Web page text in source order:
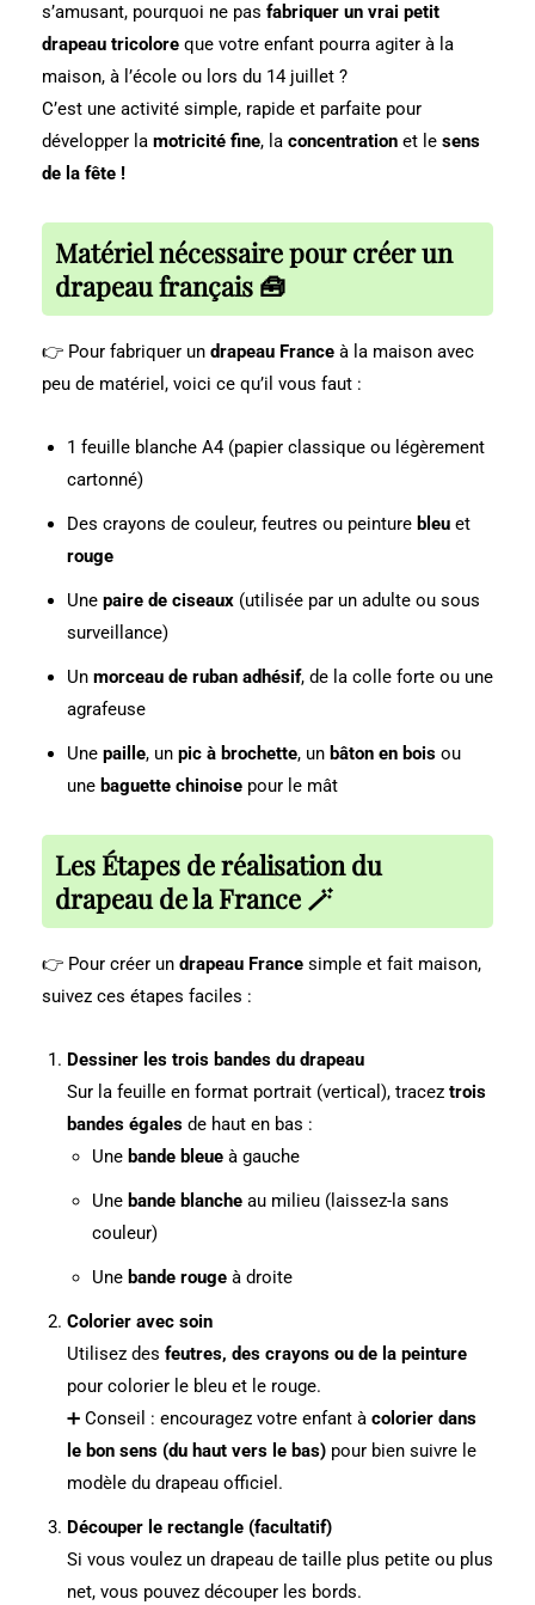
s’amusant, pourquoi ne pas fabriquer un vrai petit
drapeau tricolore que votre enfant pourra agiter à la
maison, à l’école ou lors du 14 juillet ?
C’est une activité simple, rapide et parfaite pour
développer la motricité fine, la concentration et le sens
de la fête !
Matériel nécessaire pour créer un
drapeau français 🧰
👉 Pour fabriquer un drapeau France à la maison avec
peu de matériel, voici ce qu’il vous faut :
1 feuille blanche A4 (papier classique ou légèrement
cartonné)
Des crayons de couleur, feutres ou peinture bleu et
rouge
Une paire de ciseaux (utilisée par un adulte ou sous
surveillance)
Un morceau de ruban adhésif, de la colle forte ou une
agrafeuse
Une paille, un pic à brochette, un bâton en bois ou
une baguette chinoise pour le mât
Les Étapes de réalisation du
drapeau de la France 🪄
👉 Pour créer un drapeau France simple et fait maison,
suivez ces étapes faciles :
Dessiner les trois bandes du drapeau
Sur la feuille en format portrait (vertical), tracez trois
bandes égales de haut en bas :
Une bande bleue à gauche
Une bande blanche au milieu (laissez-la sans
couleur)
Une bande rouge à droite
Colorier avec soin
Utilisez des feutres, des crayons ou de la peinture
pour colorier le bleu et le rouge.
➕ Conseil : encouragez votre enfant à colorier dans
le bon sens (du haut vers le bas) pour bien suivre le
modèle du drapeau officiel.
Découper le rectangle (facultatif)
Si vous voulez un drapeau de taille plus petite ou plus
net, vous pouvez découper les bords.